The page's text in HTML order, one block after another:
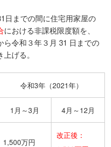
日までの間に住宅用家屋の
における非課税限度額を、
令和３年３月 31 日までの
げる。
令和3年（2021年）
1月～3月 4月～12月
1,500万円
改正後：